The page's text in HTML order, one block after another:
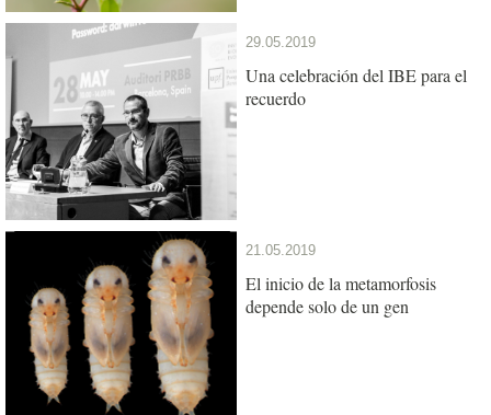
29.05.2019
Una celebración del IBE para el
recuerdo
21.05.2019
El inicio de la metamorfosis
depende solo de un gen